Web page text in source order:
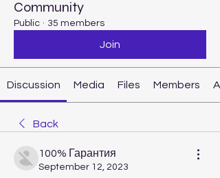
Community
Public · 35 members
Join
Discussion Media Files Members
Back
100% Гарантия
September 12, 2023